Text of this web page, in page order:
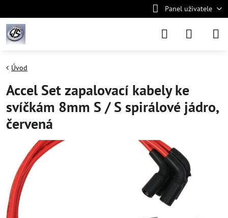
Panel uživatele
Úvod
Accel Set zapalovací kabely ke
svíčkám 8mm S / S spirálové jádro,
červená